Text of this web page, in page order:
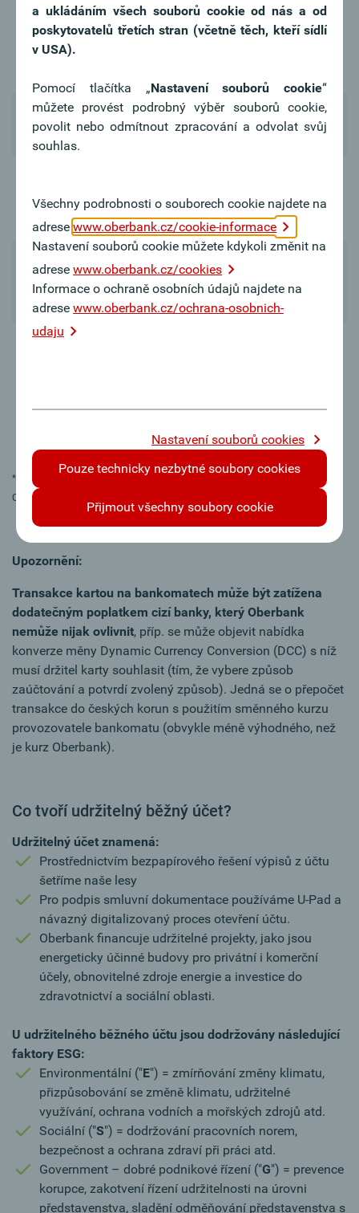
Cestovní
pojištění v
rámci debetní
Devizový účet v
EUR
zahrnuto zahrnuto
Mastercard
Standard
zahrnuto -
Oberbank
Mastercard
Gold
* Předpoklad: přístup do internetového bankovnictví (Klientský portál
Oberbank) a připojení k internetu.
Upozornění:
Transakce kartou na bankomatech může být zatížena
dodatečným poplatkem cizí banky, který Oberbank
nemůže nijak ovlivnit, příp. se může objevit nabídka
konverze měny Dynamic Currency Conversion (DCC) s níž
musí držitel karty souhlasit (tím, že vybere způsob
zaúčtování a potvrdí zvolený způsob). Jedná se o přepočet
transakce do českých korun s použitím směnného kurzu
provozovatele bankomatu (obvykle méně výhodného, než
je kurz Oberbank).
Co tvoří udržitelný běžný účet?
Udržitelný účet znamená:
Prostřednictvím bezpapírového řešení výpisů z účtu
šetříme naše lesy
Pro podpis smluvní dokumentace používáme U-Pad a
návazný digitalizovaný proces otevření účtu.
Oberbank financuje udržitelné projekty, jako jsou
energeticky účinné budovy pro privátní i komerční
účely, obnovitelné zdroje energie a investice do
zdravotnictví a sociální oblasti.
U udržitelného běžného účtu jsou dodržovány následující
faktory ESG:
Environmentální ("E") = zmírňování změny klimatu,
přizpůsobování se změně klimatu, udržitelné
využívání, ochrana vodních a mořských zdrojů atd.
Sociální ("S") = dodržování pracovních norem,
bezpečnost a ochrana zdraví při práci atd.
Government – dobré podnikové řízení ("G") = prevence
korupce, zakotvení řízení udržitelnosti na úrovni
představenstva, sladění odměňování představenstva s
a ukládáním všech souborů cookie od nás a od
poskytovatelů třetích stran (včetně těch, kteří sídlí
v USA).
Pomocí tlačítka „Nastavení souborů cookie“
můžete provést podrobný výběr souborů cookie,
povolit nebo odmítnout zpracování a odvolat svůj
souhlas.
Všechny podrobnosti o souborech cookie najdete na
adrese www.oberbank.cz/cookie-informace
Nastavení souborů cookie můžete kdykoli změnit na
adrese www.oberbank.cz/cookies
Informace o ochraně osobních údajů najdete na
adrese www.oberbank.cz/ochrana-osobnich-
udaju
Nastavení souborů cookies
Pouze technicky nezbytné soubory cookies
Přijmout všechny soubory cookie